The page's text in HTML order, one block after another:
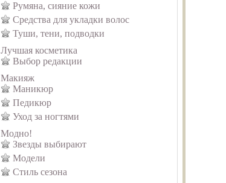
Румяна, сияние кожи
Средства для укладки волос
Туши, тени, подводки
Лучшая косметика
Выбор редакции
Макияж
Маникюр
Педикюр
Уход за ногтями
Модно!
Звезды выбирают
Модели
Стиль сезона